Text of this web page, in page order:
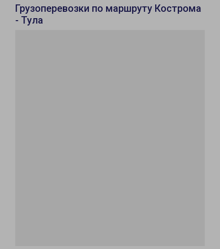
Грузоперевозки по маршруту Кострома
- Тула